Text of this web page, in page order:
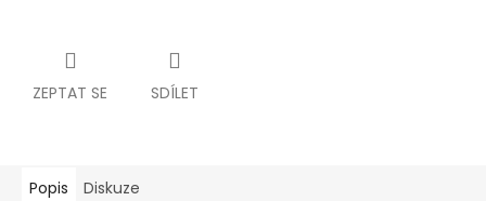
ZEPTAT SE SDÍLET
Popis Diskuze